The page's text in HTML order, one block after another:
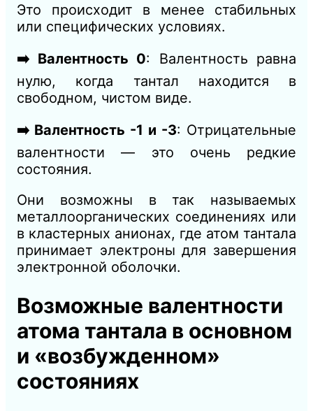
Это происходит в менее стабильных
или специфических условиях.
➡️ Валентность 0: Валентность равна
нулю, когда тантал находится в
свободном, чистом виде.
➡️ Валентность -1 и -3: Отрицательные
валентности — это очень редкие
состояния.
Они возможны в так называемых
металлоорганических соединениях или
в кластерных анионах, где атом тантала
принимает электроны для завершения
электронной оболочки.
Возможные валентности
атома тантала в основном
и «возбужденном»
состояниях